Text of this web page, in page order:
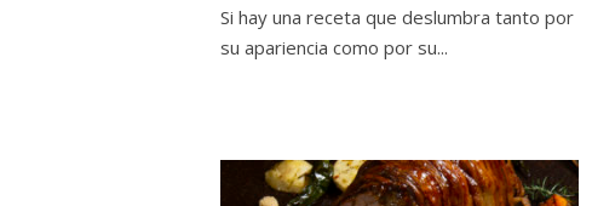
Si hay una receta que deslumbra tanto por
su apariencia como por su...